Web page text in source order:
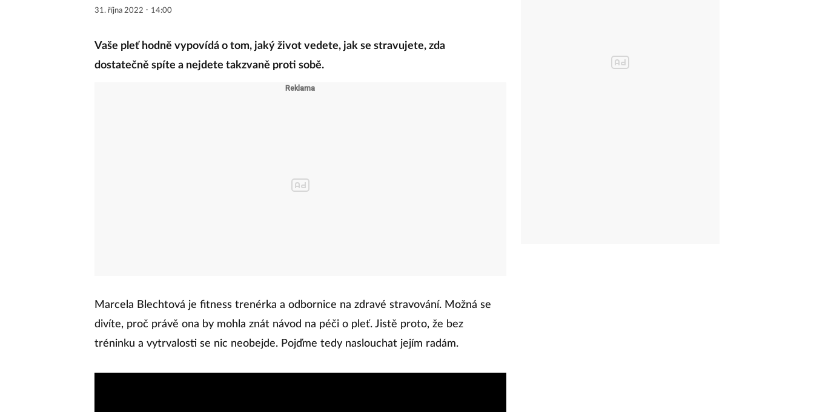
31. října 2022 · 14:00
Vaše pleť hodně vypovídá o tom, jaký život vedete, jak se stravujete, zda
dostatečně spíte a nejdete takzvaně proti sobě.
Marcela Blechtová je fitness trenérka a odbornice na zdravé stravování. Možná se
divíte, proč právě ona by mohla znát návod na péči o pleť. Jistě proto, že bez
tréninku a vytrvalosti se nic neobejde. Pojďme tedy naslouchat jejím radám.